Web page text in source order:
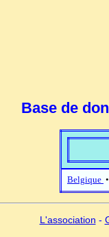
Base de
Belgique •
L'association -